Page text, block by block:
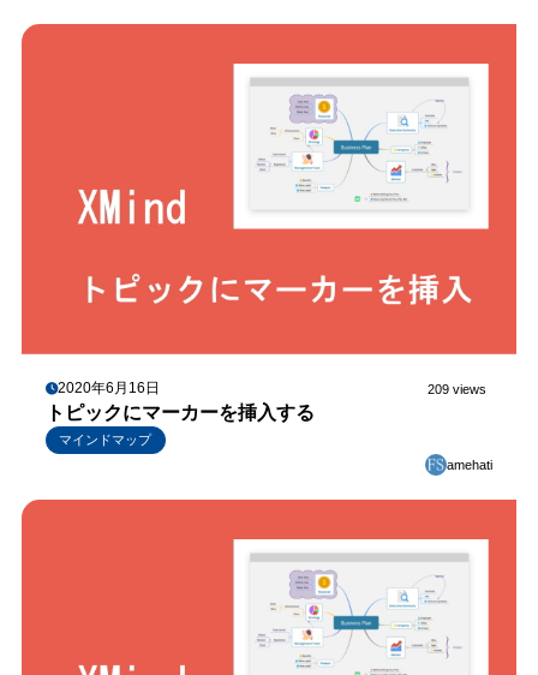
2020年6月16日 209 views
トピックにマーカーを挿入する
マインドマップ
amehati